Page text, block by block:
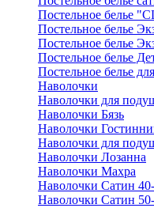
Постельное белье
Постельное белье
Постельное белье
Постельное белье
Постельное белье
Наволочки
Наволочки для
Наволочки Бязь
Наволочки
Наволочки для
Наволочки Лозанна
Наволочки Махра
Наволочки Сатин
Наволочки Сатин